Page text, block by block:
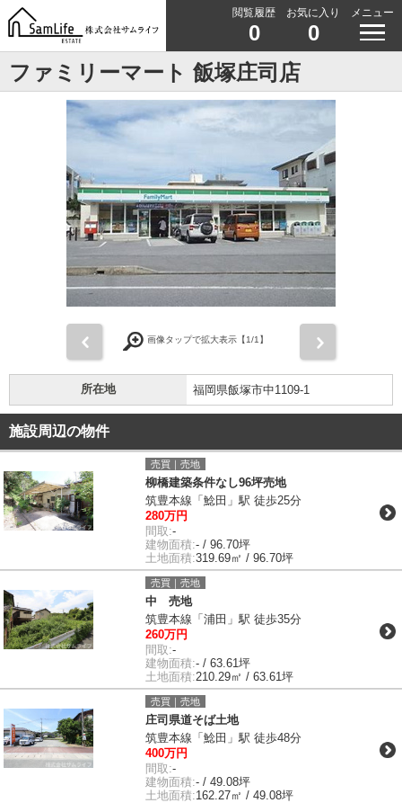
閲覧履歴
0
お気に入り
0
メニュー
ファミリーマート 飯塚庄司店
画像タップで拡大表示【1/1】
所在地 福岡県飯塚市中1109-1
施設周辺の物件
売買｜売地
柳橋建築条件なし96坪売地
筑豊本線「鯰田」駅 徒歩25分
280万円
間取:-
建物面積:- / 96.70坪
土地面積:319.69㎡ / 96.70坪
売買｜売地
中 売地
筑豊本線「浦田」駅 徒歩35分
260万円
間取:-
建物面積:- / 63.61坪
土地面積:210.29㎡ / 63.61坪
売買｜売地
庄司県道そば土地
筑豊本線「鯰田」駅 徒歩48分
400万円
間取:-
建物面積:- / 49.08坪
土地面積:162.27㎡ / 49.08坪